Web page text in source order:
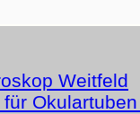
Weitfeld